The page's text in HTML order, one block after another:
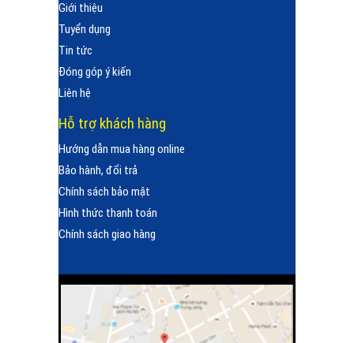
Giới thiệu
Tuyển dụng
Tin tức
Đóng góp ý kiến
Liên hệ
Hỗ trợ khách hàng
Hướng dẫn mua hàng online
Bảo hành, đổi trả
Chính sách bảo mật
Hình thức thanh toán
Chính sách giao hàng